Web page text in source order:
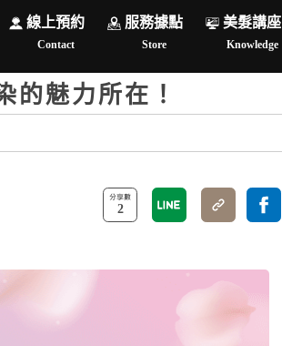
線上預約
Contact
服務據點
Store
美髮講座
Knowledge
的魅力所在！
2